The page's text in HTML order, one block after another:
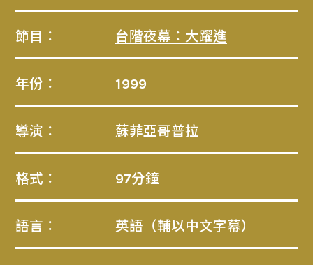
節目： 台階夜幕：大躍進
年份： 1999
導演： 蘇菲亞哥普拉
格式： 97分鐘
語言： 英語（輔以中文字幕）